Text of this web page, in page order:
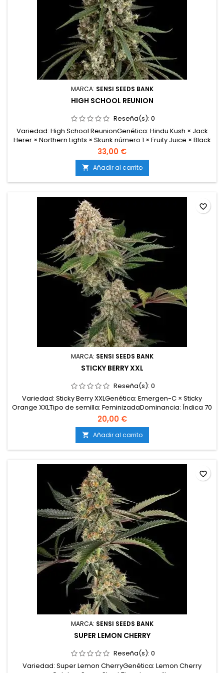
MARCA: SENSI SEEDS BANK
HIGH SCHOOL REUNION
Reseña(s): 0
Variedad: High School ReunionGenética: Hindu Kush × Jack
Herer × Northern Lights × Skunk número 1 × Fruity Juice × Black
Domina × Mother’s Finest × Afghani número 1Tipo de semilla:
FeminizadaDominancia: Híbrido sativa 65 por cientoAltura:
Planta altaFloración: 65–70 díasProducción: XXLClima:
Soleado / MediterráneoMorfología:...
33,00 €
 Añadir al carrito
MARCA: SENSI SEEDS BANK
STICKY BERRY XXL
Reseña(s): 0
Variedad: Sticky Berry XXLGenética: Emergen-C × Sticky
Orange XXLTipo de semilla: FeminizadaDominancia: Índica 70
por cientoAltura: MediaFloración: 60–65 díasProducción:
XXLClima: Templado / ContinentalMorfología: plantas
robustas, flores densas y muy resinosasSabor y aroma:
cítrico, diésel, cremoso, mentolado, kushEfectos:...
20,00 €
 Añadir al carrito
favorite_border
MARCA: SENSI SEEDS BANK
SUPER LEMON CHERRY
Reseña(s): 0
Variedad: Super Lemon CherryGenética: Lemon Cherry
favorite_border